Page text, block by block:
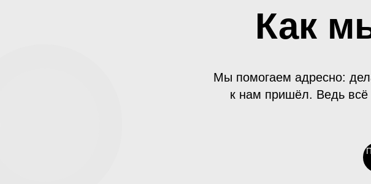
Как
Мы помогаем адресно:
к нам пришёл. Ведь всё